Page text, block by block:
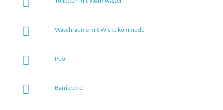
Waschräume mit Wickelkommode
Pool
Barrierefrei